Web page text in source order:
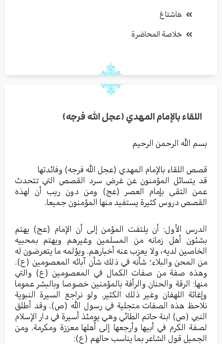
هاشتاغ
خلاصة المحاضرة
اللقاء بالإمام المهدي (عجل الله فرجه)
بسم الله الرحمن الرحيم
قصص اللقاء بالإمام المهدي (عجل الله فرجه) وفائدتها
قد يتسائل المؤمنون عن غرض سرد القصص التي تتحدث
عمن التقى بإمام العصر (عج) ومن دون ريب أن لهذه
القصص دروس كثيرة يستفيد منها المؤمنون جميعا.
الدرس الأول: أن يلتفت المؤمن إلى أن الإمام (عج) يهتم
بشئون أهل زمانه من المسلمين وغيرهم ويهتم بمحبيه
الخاصين لديه، ولا يعزب عنه أخبارهم. ويؤلمه ما يتعرضون له
من المحن والبلاء؛ شأنه في ذلك شأن آبائه المعصومين (ع).
وهذه صفة من صفات الكمال في المعصومين (ع) والتي
منها: الرقة والحنان والرأفة بالمؤمنين خصوصا وبالبشر عموما
وإغاثة اللهفان وغير ذلك الكثير. ولو نراجع السيرة النبوية
نلاحظ هذه الصفات متجلية في رسول الله (ص). وقد أطلق
النبي (ص) ابنة حاتم الطائي وهي يومئذ أسيرة في دار الإسلام
لصفة الكرم في أبيها وأرجعها إلى أهلها معززة ومكرمة. ومن
الجميل قول الشاعر بما يناسب حالهم (ع):